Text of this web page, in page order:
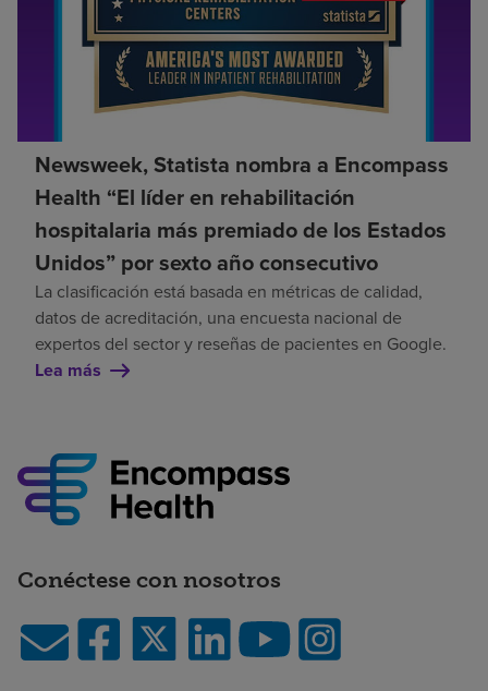
Newsweek, Statista nombra a Encompass
Health “El líder en rehabilitación
hospitalaria más premiado de los Estados
Unidos” por sexto año consecutivo
La clasificación está basada en métricas de calidad,
datos de acreditación, una encuesta nacional de
expertos del sector y reseñas de pacientes en Google.
Lea más
Conéctese con nosotros